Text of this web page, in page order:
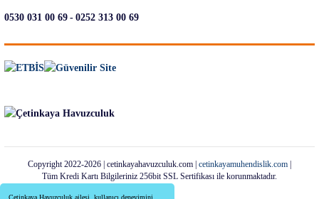
Çetinkaya Havuzculuk ailesi, kullanıcı deneyimini
0530 031 00 69-0252 313 00 69
Copyright 2022-2026 | cetinkayahavuzculuk.com | cetinkayamuhendislik.com
Tüm Kredi Kartı Bilgileriniz 256bit SSL Sertifikası ile korunmaktadır.